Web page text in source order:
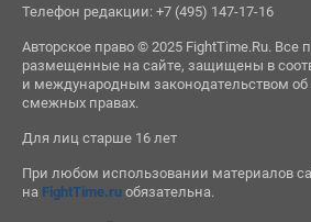
Телефон редакции: +7 (495) 147-17-16
Авторское право © 2025 FightTime.Ru. Все
размещенные на сайте, защищены в
и международным законодательством об
смежных правах.
Для лиц старше 16 лет
При любом использовании материалов
на FightTime.ruобязательна.